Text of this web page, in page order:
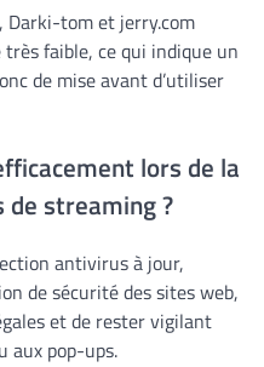
Darki-tom et jerry.com
faible, ce qui indique un
de mise avant d’utiliser
lors de la
streaming ?
antivirus à jour,
de sécurité des sites web,
et de rester vigilant
aux pop-ups.